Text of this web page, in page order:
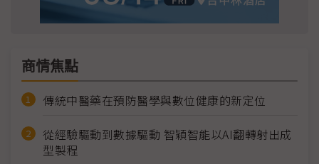
商情焦點
傳統中醫藥在預防醫學與數位健康的新定位
從經驗驅動到數據驅動 智穎智能以AI翻轉射出成
型製程